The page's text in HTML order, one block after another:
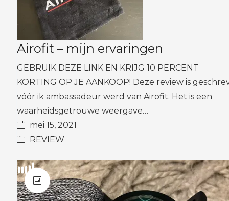
Airofit – mijn ervaringen
GEBRUIK DEZE LINK EN KRIJG 10 PERCENT
KORTING OP JE AANKOOP! Deze review is
vóór ik ambassadeur werd van Airofit. Het is een
waarheidsgetrouwe weergave…
mei 15, 2021
REVIEW